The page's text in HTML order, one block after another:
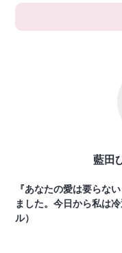
藍田
『あなたの愛は要らな
ました。今日から私は
ル）